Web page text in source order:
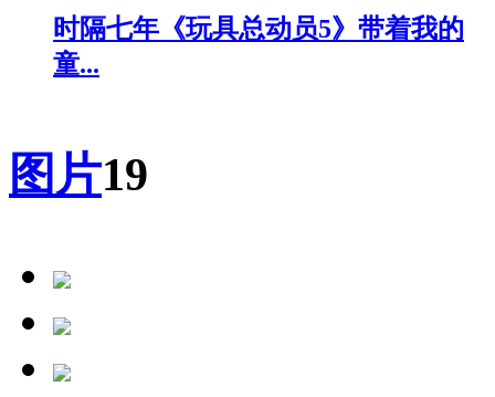
时隔七年《玩具总动员5》带着我的
童...
图片19